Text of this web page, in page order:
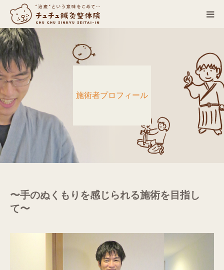
施術者プロフィール
〜手のぬくもりを感じられる施術を目指し
て〜
当院について
診療科目
営業カレンダー
お客さまの声
症例